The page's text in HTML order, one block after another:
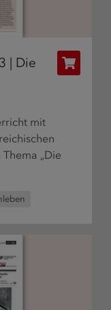
| Die
mit
„Die